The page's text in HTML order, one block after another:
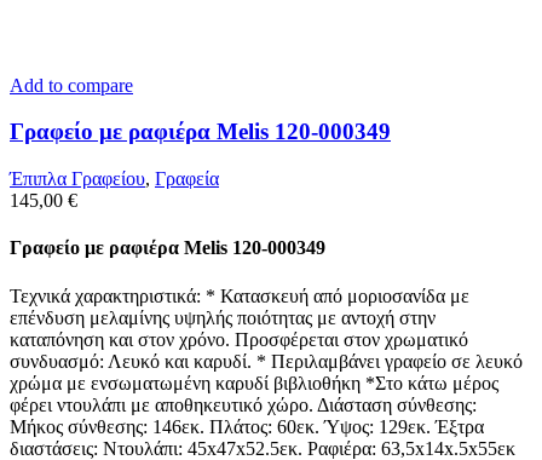
Add to compare
Γραφείο με ραφιέρα Melis 120-000349
Έπιπλα Γραφείου, Γραφεία
145,00 €
Γραφείο με ραφιέρα Melis 120-000349
Τεχνικά χαρακτηριστικά: * Κατασκευή από μοριοσανίδα με
επένδυση μελαμίνης υψηλής ποιότητας με αντοχή στην
καταπόνηση και στον χρόνο. Προσφέρεται στον χρωματικό
συνδυασμό: Λευκό και καρυδί. * Περιλαμβάνει γραφείο σε λευκό
χρώμα με ενσωματωμένη καρυδί βιβλιοθήκη *Στο κάτω μέρος
φέρει ντουλάπι με αποθηκευτικό χώρο. Διάσταση σύνθεσης:
Μήκος σύνθεσης: 146εκ. Πλάτος: 60εκ. Ύψος: 129εκ. Έξτρα
διαστάσεις: Ντουλάπι: 45x47x52.5εκ. Ραφιέρα: 63,5x14x.5x55εκ